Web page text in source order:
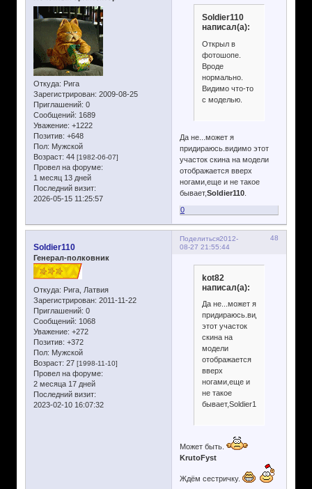
Откуда: Рига
Зарегистрирован: 2009-08-25
Приглашений: 0
Сообщений: 1689
Уважение: +1222
Позитив: +648
Пол: Мужской
Возраст: 44 [1982-06-07]
Провел на форуме:
1 месяц 13 дней
Последний визит:
2026-05-15 11:25:57
Soldier110
написал(а):
Открыл в
фотошопе.
Вроде
нормально.
Видимо что-то
с моделью.
Да не...может я
придираюсь.видимо этот
участок скина на модели
отображается вверх
ногами,еще и не такое
бывает,Soldier110.
0
Поделиться 48
2012-
08-27 21:55:44
Soldier110
Генерал-полковник
Откуда: Рига, Латвия
Зарегистрирован: 2011-11-22
Приглашений: 0
Сообщений: 1068
Уважение: +272
Позитив: +372
Пол: Мужской
Возраст: 27 [1998-11-10]
Провел на форуме:
2 месяца 17 дней
Последний визит:
2023-02-10 16:07:32
kot82
написал(а):
Да не...может я
придираюсь.видимо
этот участок
скина на
модели
отображается
вверх
ногами,еще и
не такое
бывает,Soldier110.
Может быть.
KrutoFyst
Ждём сестричку.